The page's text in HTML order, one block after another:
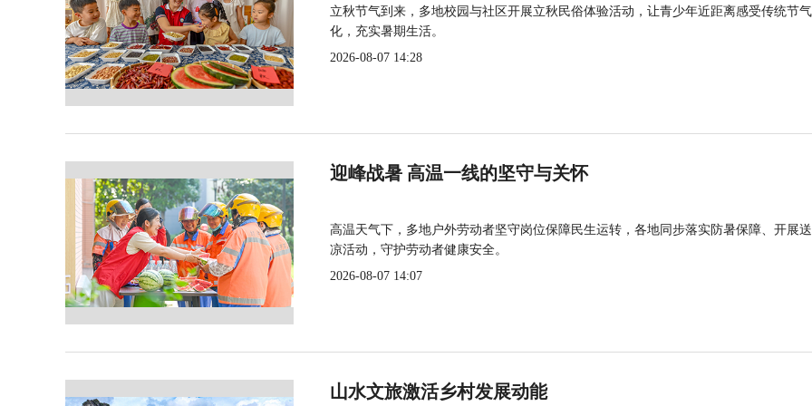
立秋节气到来，多地校园与社区开展立秋民俗体验活动，让青少年近距离感受传统节
化，充实暑期生活。
2026-08-07 14:28
迎峰战暑 高温一线的坚守与关怀
高温天气下，多地户外劳动者坚守岗位保障民生运转，各地同步落实防暑保障、开展
凉活动，守护劳动者健康安全。
2026-08-07 14:07
山水文旅激活乡村发展动能